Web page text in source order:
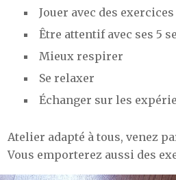
Jouer avec des
Être attentif avec ses 5
Mieux respirer
Se relaxer
Échanger sur les
Atelier adapté à tous, venez
Vous emporterez aussi des